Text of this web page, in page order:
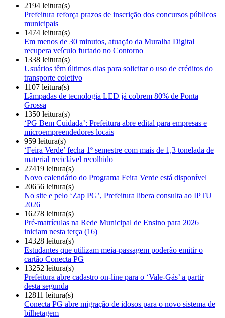
2194 leitura(s)
Prefeitura reforça prazos de inscrição dos concursos públicos
municipais
1474 leitura(s)
Em menos de 30 minutos, atuação da Muralha Digital
recupera veículo furtado no Contorno
1338 leitura(s)
Usuários têm últimos dias para solicitar o uso de créditos do
transporte coletivo
1107 leitura(s)
Lâmpadas de tecnologia LED já cobrem 80% de Ponta
Grossa
1350 leitura(s)
‘PG Bem Cuidada’: Prefeitura abre edital para empresas e
microempreendedores locais
959 leitura(s)
‘Feira Verde’ fecha 1º semestre com mais de 1,3 tonelada de
material reciclável recolhido
27419 leitura(s)
Novo calendário do Programa Feira Verde está disponível
20656 leitura(s)
No site e pelo ‘Zap PG’, Prefeitura libera consulta ao IPTU
2026
16278 leitura(s)
Pré-matrículas na Rede Municipal de Ensino para 2026
iniciam nesta terça (16)
14328 leitura(s)
Estudantes que utilizam meia-passagem poderão emitir o
cartão Conecta PG
13252 leitura(s)
Prefeitura abre cadastro on-line para o ‘Vale-Gás’ a partir
desta segunda
12811 leitura(s)
Conecta PG abre migração de idosos para o novo sistema de
bilhetagem